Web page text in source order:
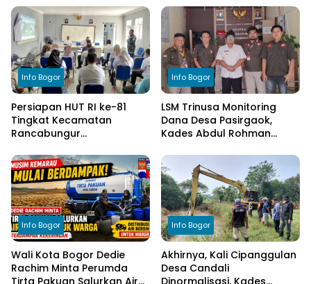
Info Bogor
Persiapan HUT RI ke-81
Tingkat Kecamatan
Rancabungur
Cimulang, Libatkan Seluruh
Elemen Masyarakat
Info Bogor
LSM Trinusa Monitoring
Dana Desa Pasirgaok,
Kades Abdul Rohman
Transparansi Pengelolaan
Anggaran
Info Bogor
Wali Kota Bogor Dedie
Rachim Minta Perumda
Info Bogor
Akhirnya, Kali Cipanggulan
Desa Candali